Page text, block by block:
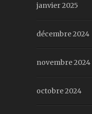
janvier 2025
décembre 2024
novembre 2024
octobre 2024